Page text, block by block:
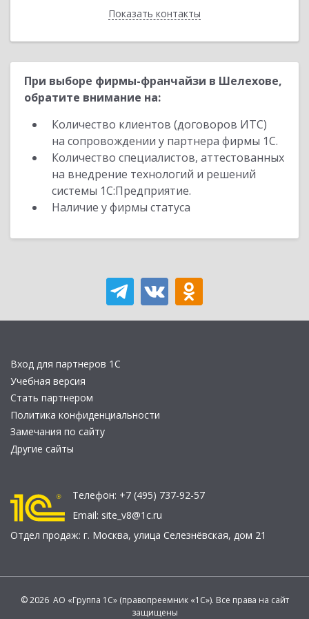
Показать контакты
Назад
При выборе фирмы-франчайзи в Шелехове,
обратите внимание на:
Количество клиентов (договоров ИТС)
на сопровождении у партнера фирмы 1С.
Количество специалистов, аттестованных
на внедрение технологий и решений
системы 1С:Предприятие.
Наличие у фирмы статуса
Вход для партнеров 1С
Учебная версия
Стать партнером
Политика конфиденциальности
Замечания по сайту
Другие сайты
Телефон: +7 (495) 737-92-57
Email: site_v8@1c.ru
Отдел продаж: г. Москва, улица Селезнёвская, дом 21
© 2026 АО «Группа 1С» (правопреемник «1С»). Все права на сайт
защищены